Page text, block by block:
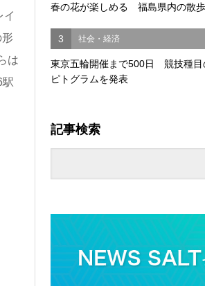
イ
は
駅
春の花が楽しめる 福島県内の散
3 社会・経済
東京五輪開催まで500日 競技種目
ピトグラムを発表
記事検索